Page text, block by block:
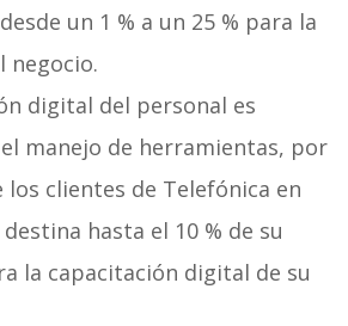
un 1 % a un 25 % para la
negocio.
digital del personal es
manejo de herramientas, por
los clientes de Telefónica en
hasta el 10 % de su
la capacitación digital de su